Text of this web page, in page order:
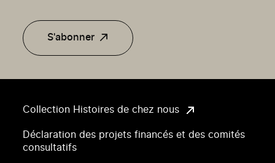
Collection Histoires de chez nous
Déclaration des projets financés et des comités
consultatifs
S'abonner